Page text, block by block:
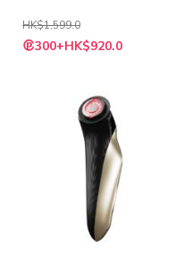
HK$1,599.0
特
殊300+HK$920.0